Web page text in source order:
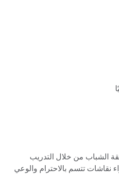
الشباب من خلال التدريب
نقاشات تتسم بالاحترام والوعي